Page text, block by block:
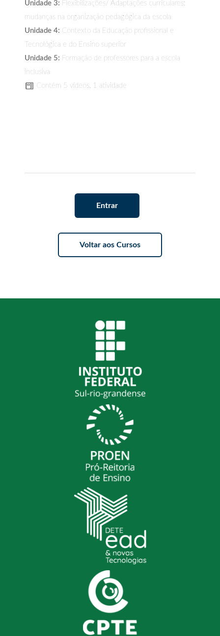
Unidade 3: Flexibilizações/ Adaptações curriculares:
mudanças na organização pedagógica da escola
Unidade 4: Contexto da Educação profissional e
Tecnológica e do Ensino superior
Unidade 5: Formação de professores para a escola
inclusiva
Contém 5 vídeos, 1 atividade
Entrar
Voltar aos Cursos